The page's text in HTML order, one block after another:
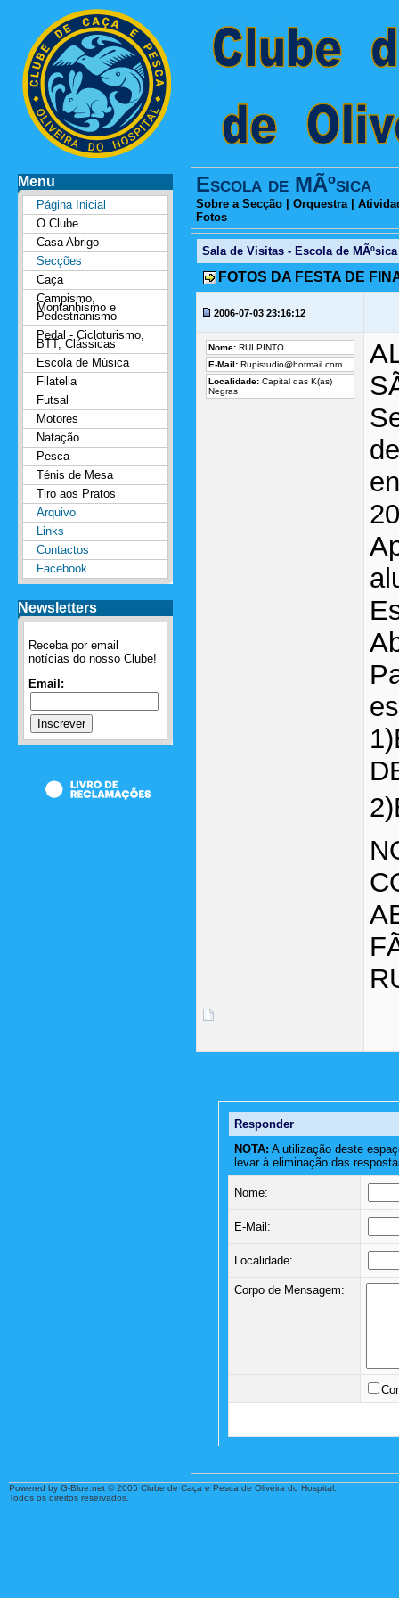
Menu
Página Inicial
O Clube
Casa Abrigo
Secções
Caça
Campismo,
Montanhismo e
Pedestrianismo
Pedal - Cicloturismo,
BTT, Clássicas
Escola de Música
Filatelia
Futsal
Motores
Natação
Pesca
Ténis de Mesa
Tiro aos Pratos
Arquivo
Links
Contactos
Facebook
Newsletters
Receba por email
notícias do nosso Clube!
Email:
Escola de MÃºsica
Sobre a Secção Orquestra|
Fotos
Sala de Visitas - Escola de MÃºsica
FOTOS DA FESTA DE
2006-07-03 23:16:12
Nome: RUI PINTO
E-Mail: Rupistudio@hotmail.com
Localidade: Capital das K(as)
Negras
Responder
NOTA: A utilização deste
levar à eliminação das
Nome:
E-Mail:
Localidade:
Corpo de Mensagem:
Powered by G-Blue.net © 2005 Clube de Caça e Pesca de Oliveira do Hospital.
Todos os direitos reservados.